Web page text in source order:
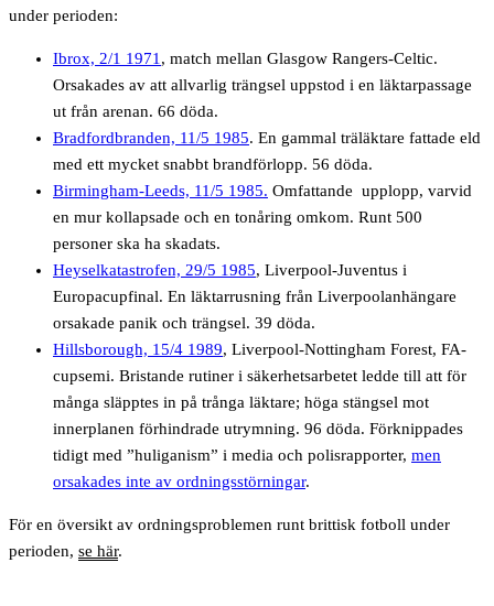
under perioden:
Ibrox, 2/1 1971 , match mellan Glasgow Rangers-Celtic.
Orsakades av att allvarlig trängsel uppstod i en läktarpassage
ut från arenan. 66 döda.
Bradfordbranden, 11/5 1985. En gammal träläktare fattade eld
med ett mycket snabbt brandförlopp. 56 döda.
Birmingham-Leeds, 11/5 1985. Omfattande upplopp, varvid
en mur kollapsade och en tonåring omkom. Runt 500
personer ska ha skadats.
Heyselkatastrofen, 29/5 1985, Liverpool-Juventus i
Europacupfinal. En läktarrusning från Liverpoolanhängare
orsakade panik och trängsel. 39 döda.
Hillsborough, 15/4 1989, Liverpool-Nottingham Forest, FA-
cupsemi. Bristande rutiner i säkerhetsarbetet ledde till att för
många släpptes in på trånga läktare; höga stängsel mot
innerplanen förhindrade utrymning. 96 döda. Förknippades
tidigt med ”huliganism” i media och polisrapporter, men
orsakades inte av ordningsstörningar.
För en översikt av ordningsproblemen runt brittisk fotboll under
perioden, se här.